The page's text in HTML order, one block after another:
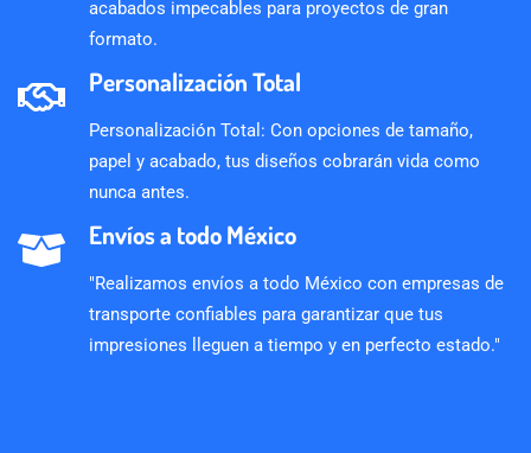
acabados impecables para proyectos de gran
formato.
Personalización Total
Personalización Total: Con opciones de tamaño,
papel y acabado, tus diseños cobrarán vida como
nunca antes.
Envíos a todo México
"Realizamos envíos a todo México con empresas de
transporte confiables para garantizar que tus
impresiones lleguen a tiempo y en perfecto estado."